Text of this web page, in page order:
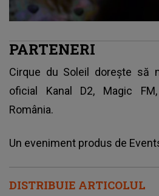
DISTRIBUIE ARTICOLUL
PARTENERI
Cirque du Soleil dorește să
oficial Kanal D2, Magic
România.
Un eveniment produs de